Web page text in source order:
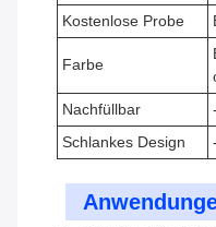
Kostenlose Probe
Farbe
Nachfüllbar
Schlankes Design